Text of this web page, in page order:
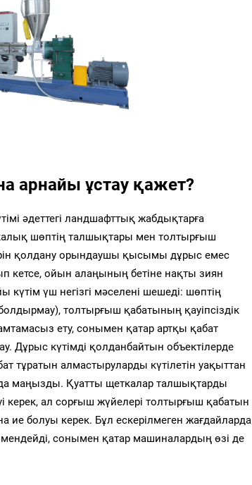
арнайы ұстау қажет?
әдеттегі ландшафттық жабдықтарға
шөптің талшықтары мен толтырғыш
қолдану орындаушы қысымы дұрыс емес
кетсе, ойын алаңының бетіне нақты зиян
күтім үш негізгі мәселені шешеді: шөптің
толтырғыш қабатының қауіпсіздік
ету, сонымен қатар артқы қабат
Дұрыс күтімді қолданбайтын объектілерде
тұратын алмастыруларды күтілетін уақыттан
да маңызды. Қуатты щеткалар талшықтарды
керек, ал сорғыш жүйелері толтырғыш қабатын
ие болуы керек. Бұл ескерілмеген жағдайларда
сонымен қатар машиналардың өзі де